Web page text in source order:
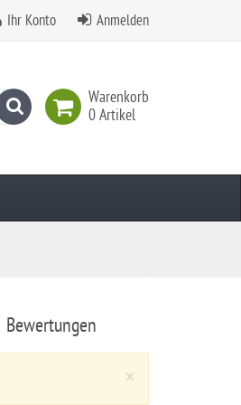
Ihr Konto Anmelden
Warenkorb
0 Artikel
Suchen
Bewertungen
×